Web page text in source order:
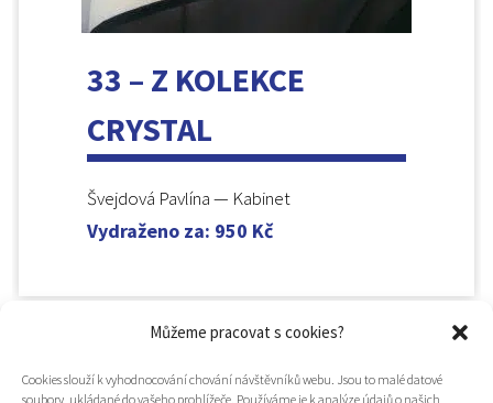
Můžeme pracovat s cookies?
Cookies slouží k vyhodnocování chování návštěvníků webu. Jsou to malé datové
soubory, ukládané do vašeho prohlížeče. Používáme je k analýze údajů o našich
33 – Z KOLEKCE
CRYSTAL
Švejdová Pavlína — Kabinet
Vydraženo za: 950 Kč